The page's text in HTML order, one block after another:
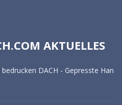
AKTUELLES
DACH - Gepresste Han